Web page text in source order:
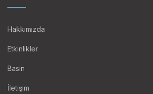
Hakkımızda
Etkinlikler
Basın
İletişim